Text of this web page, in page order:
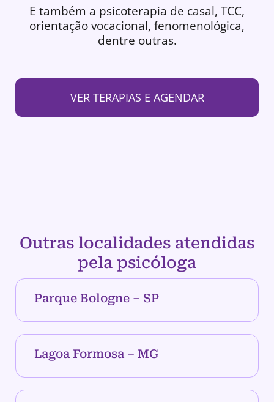
E também a psicoterapia de casal, TCC,
orientação vocacional, fenomenológica,
dentre outras.
VER TERAPIAS E AGENDAR
Outras localidades atendidas
pela psicóloga
Parque Bologne – SP
Lagoa Formosa – MG